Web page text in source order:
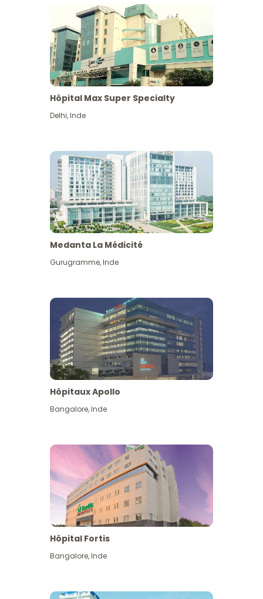
Hôpital Max Super Specialty
Delhi,Inde
Medanta La Médicité
Gurugramme,Inde
Hôpitaux Apollo
Bangalore,Inde
Hôpital Fortis
Bangalore,Inde